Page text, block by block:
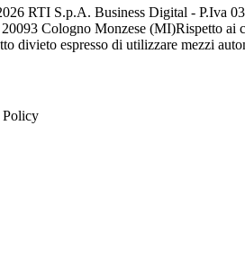
RTI S.p.A. Business Digital - P.Iva
Cologno Monzese (MI)Rispetto ai
divieto espresso di utilizzare mezzi